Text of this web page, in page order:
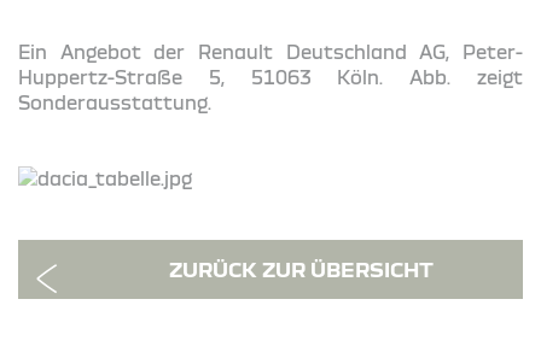
Ein Angebot der Renault Deutschland AG, Peter-
Huppertz-Straße 5, 51063 Köln. Abb. zeigt
Sonderausstattung.
ZURÜCK ZUR ÜBERSICHT